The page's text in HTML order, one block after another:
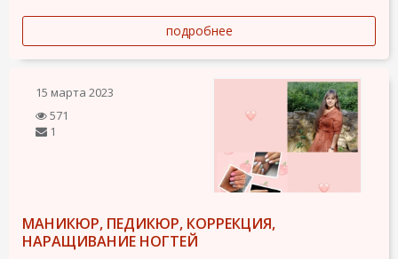
подробнее
15 марта 2023
571
1
МАНИКЮР, ПЕДИКЮР, КОРРЕКЦИЯ,
НАРАЩИВАНИЕ НОГТЕЙ